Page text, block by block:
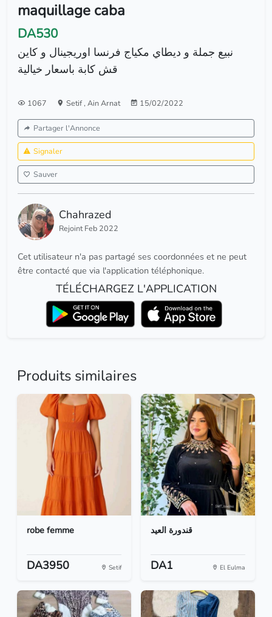
maquillage caba
DA530
نبيع جملة و ديطاي مكياج فرنسا اوريجينال و كاين
قش كابة باسعار خيالية
1067 Setif, Ain Arnat 15/02/2022
Partager l'Annonce
Signaler
Sauver
Chahrazed
Rejoint Feb 2022
Cet utilisateur n'a pas partagé ses coordonnées et ne peut
être contacté que via l'application téléphonique.
TÉLÉCHARGEZ L'APPLICATION
Produits similaires
robe femme
DA3950 Setif
قندورة العيد
DA1 El Eulma